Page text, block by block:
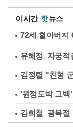
이시간 핫뉴스
유혜정, 자궁
김정렬 "친형
'원정도박 고
김희철, 광복